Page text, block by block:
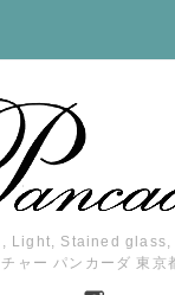
Light, Stained
ャー パンカーダ 東